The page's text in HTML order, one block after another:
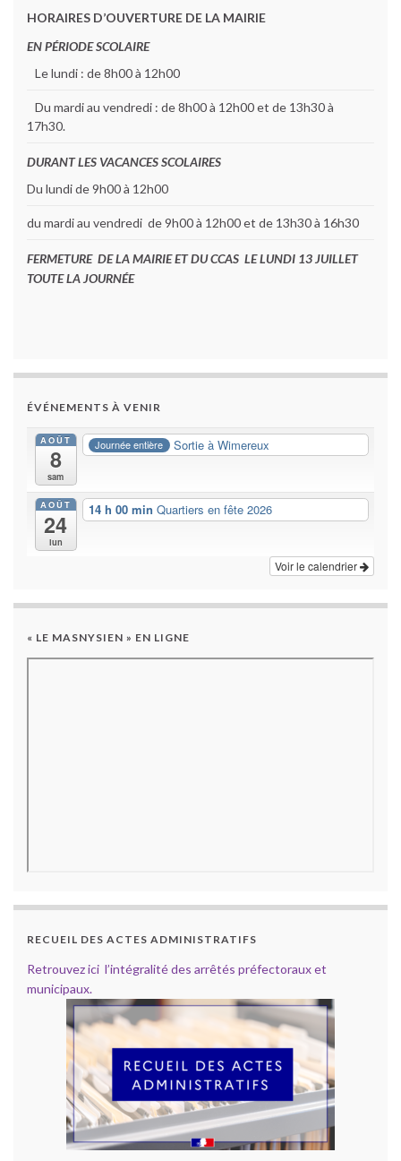
HORAIRES D’OUVERTURE DE LA MAIRIE
EN PÉRIODE SCOLAIRE
Le lundi : de 8h00 à 12h00
Du mardi au vendredi : de 8h00 à 12h00 et de 13h30 à
17h30.
DURANT LES VACANCES SCOLAIRES
Du lundi de 9h00 à 12h00
du mardi au vendredi de 9h00 à 12h00 et de 13h30 à 16h30
FERMETURE DE LA MAIRIE ET DU CCAS LE LUNDI 13 JUILLET
TOUTE LA JOURNÉE
ÉVÉNEMENTS À VENIR
AOÛT
8
sam
Journée entière Sortie à Wimereux
AOÛT
24
lun
14 h 00 min Quartiers en fête 2026
Voir le calendrier
« LE MASNYSIEN » EN LIGNE
RECUEIL DES ACTES ADMINISTRATIFS
Retrouvez ici l’intégralité des arrêtés préfectoraux et
municipaux.